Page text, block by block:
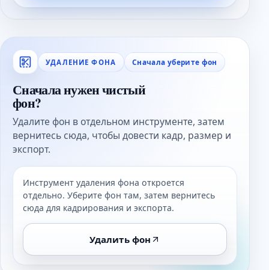
УДАЛЕНИЕ ФОНА Сначала уберите фон
Сначала нужен чистый
фон?
Удалите фон в отдельном инструменте, затем
вернитесь сюда, чтобы довести кадр, размер и
экспорт.
Инструмент удаления фона откроется
отдельно. Уберите фон там, затем вернитесь
сюда для кадрирования и экспорта.
Удалить фон